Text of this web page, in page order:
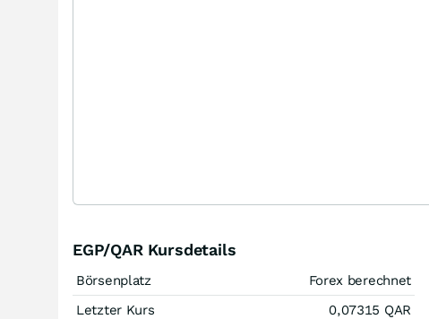
EGP/QAR Kursdetails
Börsenplatz
Forex berechnet
Letzter Kurs
0,07315 QAR